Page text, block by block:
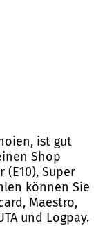
ist gut
Shop
(E10), Super
können Sie
Maestro,
und Logpay.